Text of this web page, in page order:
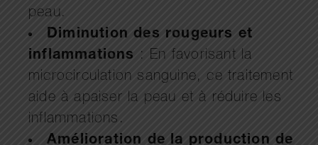
peau.
Diminution des rougeurs et
inflammations : En favorisant la
microcirculation sanguine, ce traitement
aide à apaiser la peau et à réduire les
inflammations.
Amélioration de la production de